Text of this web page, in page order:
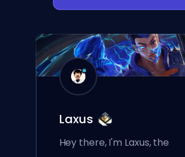
Laxus
Hey there, I'm Laxus, the